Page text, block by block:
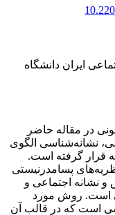
ایران دانشگاه
در مقاله حاضر
نشانه‌شناسی الگوی
قرار گرفته است.
پسا‌مدرنیستی
و نشانه اجتماعی و
است. روش مورد
است که در قالب آن